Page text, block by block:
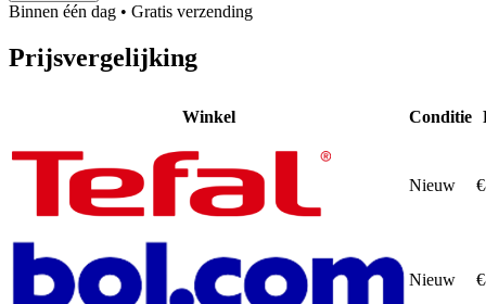
Binnen één dag • Gratis verzending
Prijsvergelijking
Winkel Conditie
Nieuw
Nieuw